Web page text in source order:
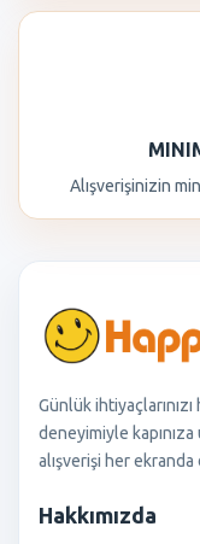
Alışverişinizin
Günlük
deneyimiyle
alışverişi her ekranda
Hakkımızda